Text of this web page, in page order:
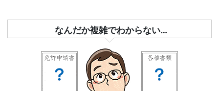
なんだか複雑でわからない…